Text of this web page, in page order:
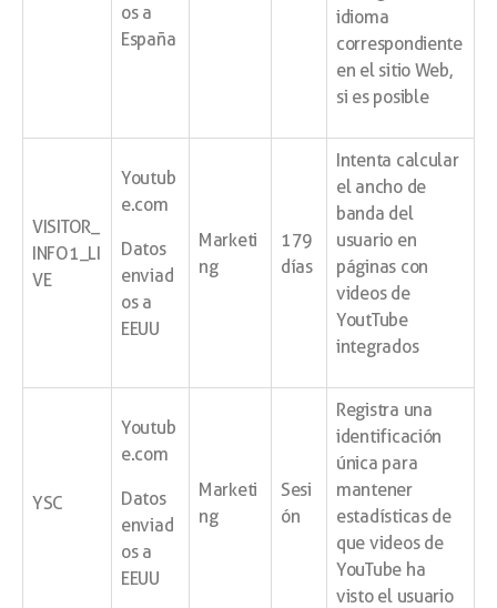
os a
España
idioma
correspondiente
en el sitio Web,
si es posible
VISITOR_
INFO1_LI
VE
Youtub
e.com
Datos
enviad
os a
EEUU
Marketi
ng
179
días
Intenta calcular
el ancho de
banda del
usuario en
páginas con
videos de
YoutTube
integrados
YSC
Youtub
e.com
Datos
enviad
os a
EEUU
Marketi
ng
Sesi
ón
Registra una
identificación
única para
mantener
estadísticas de
que videos de
YouTube ha
visto el usuario